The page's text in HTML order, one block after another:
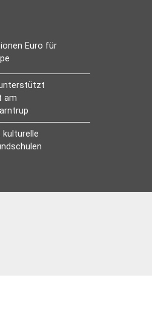
Euro für
am